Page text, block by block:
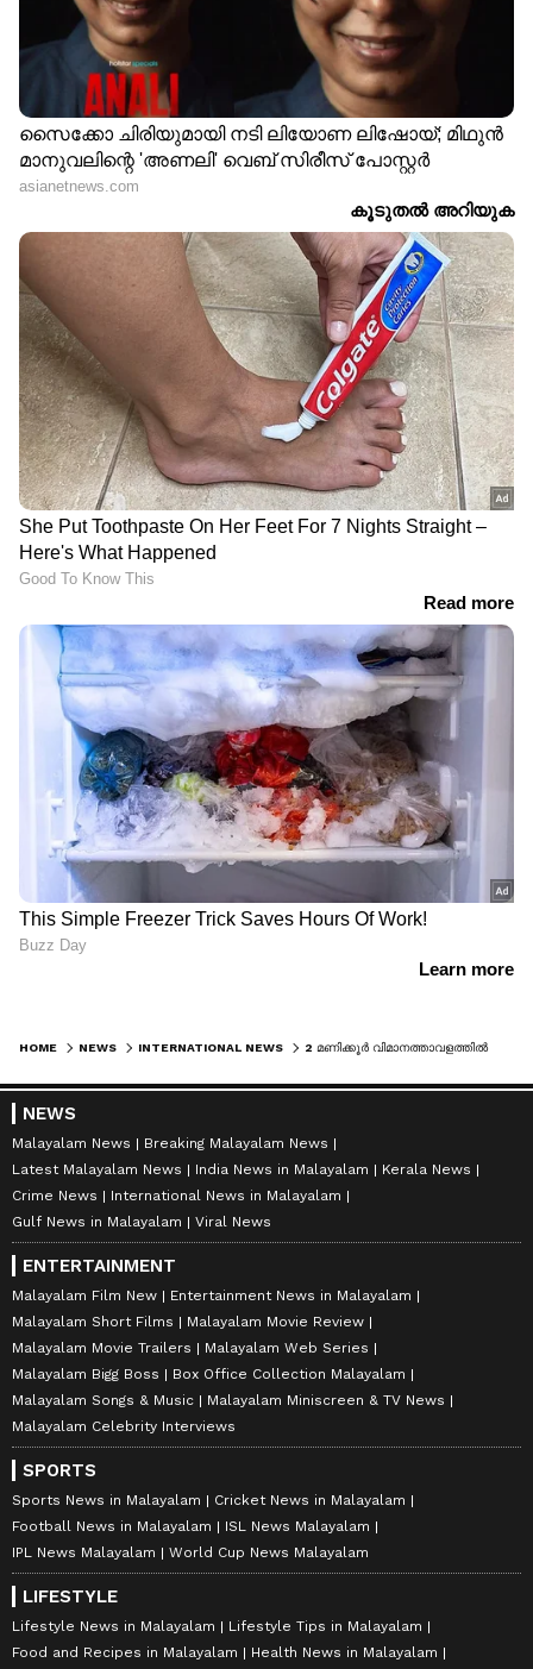
HOME NEWS INTERNATIONAL NEWS 2 മണിക്കൂർ വിമാനത്താവളത്തിൽ ഇരുത്തി, ഇന്ത്യ സന്ദർശനം റദ്ദാക്കി മടങ്ങി ബംഗ്ലാദേശ് പ്രധാനമന്ത്രിയുടെ ഉപദേഷ്ടാവ്; പുതിയ നയതന്ത്ര തർക്കം രൂക്ഷം
NEWS
Malayalam News
Breaking Malayalam News
Latest Malayalam News
India News in Malayalam
Kerala News
Crime News
International News in Malayalam
Gulf News in Malayalam
Viral News
ENTERTAINMENT
Malayalam Film New
Entertainment News in Malayalam
Malayalam Short Films
Malayalam Movie Review
Malayalam Movie Trailers
Malayalam Web Series
Malayalam Bigg Boss
Box Office Collection Malayalam
Malayalam Songs & Music
Malayalam Miniscreen & TV News
Malayalam Celebrity Interviews
SPORTS
Sports News in Malayalam
Cricket News in Malayalam
Football News in Malayalam
ISL News Malayalam
IPL News Malayalam
World Cup News Malayalam
LIFESTYLE
Lifestyle News in Malayalam
Lifestyle Tips in Malayalam
Food and Recipes in Malayalam
Health News in Malayalam